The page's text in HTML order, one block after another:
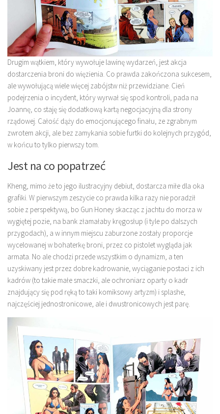
Drugim wątkiem, który wywołuje lawinę wydarzeń, jest akcja
dostarczenia broni do więzienia. Co prawda zakończona sukcesem,
ale wywołującą wiele więcej zabójstw niż przewidziane. Cień
podejrzenia o incydent, który wyrwał się spod kontroli, pada na
Joannę, co staję się dodatkową kartą negocjacyjną dla strony
rządowej. Całość dąży do emocjonującego finału, ze zgrabnym
zwrotem akcji, ale bez zamykania sobie furtki do kolejnych przygód,
w końcu to tylko pierwszy tom.
Jest na co popatrzeć
Kheng, mimo że to jego ilustracyjny debiut, dostarcza miłe dla oka
grafiki. W pierwszym zeszycie co prawda kilka razy nie poradził
sobie z perspektywą, bo Gun Honey skacząc z jachtu do morza w
wygiętej pozie, na bank złamałaby kręgosłup (i tyle po dalszych
przygodach), a w innym miejscu zaburzone zostały proporcje
wycelowanej w bohaterkę broni, przez co pistolet wygląda jak
armata. No ale chodzi przede wszystkim o dynamizm, a ten
uzyskiwany jest przez dobre kadrowanie, wyciąganie postaci z ich
kadrów (to takie małe smaczki, ale ochroniarz oparty o kadr
znajdujący się pod ręką to taki komiksowy artyzm) i splashe,
najczęściej jednostronicowe, ale i dwustronicowych jest parę.